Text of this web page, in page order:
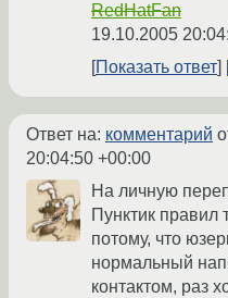
RedHatFan
19.10.2005
Показать ответ
Ответ на: комментарий
20:04:50 +00:00
На личную
Пунктик правил
потому, что
нормальный
контактом, раз